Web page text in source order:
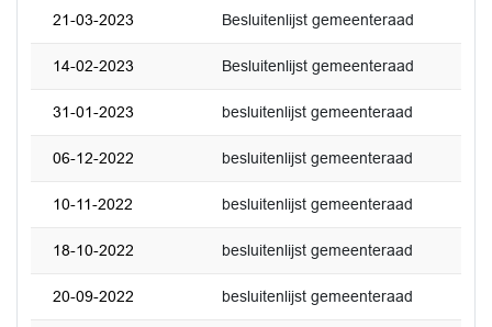
21-03-2023 Besluitenlijst gemeenteraad
14-02-2023 Besluitenlijst gemeenteraad
31-01-2023 besluitenlijst gemeenteraad
06-12-2022 besluitenlijst gemeenteraad
10-11-2022 besluitenlijst gemeenteraad
18-10-2022 besluitenlijst gemeenteraad
20-09-2022 besluitenlijst gemeenteraad